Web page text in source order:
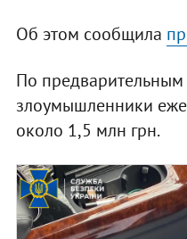
Об этом сообщила
По
злоумышленники
около 1,5 млн грн.